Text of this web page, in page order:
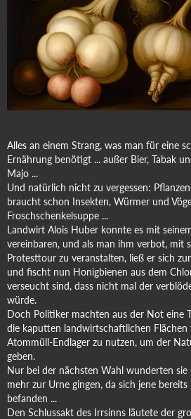
Alles an einem Strang, was man für eine
Ernährung benötigt ... außer Bier, Tabak
Majo ...
Und natürlich nicht zu vergessen:
braucht schon Insekten, Würmer und
Froschschenkelsuppe ...
Landwirt Alois Huber konnte es mit
vereinbaren, und als man ihm verbot, mit
Protesttour zu veranstalten, ließ er sich
und fischt nun Honigbienen aus dem
verseucht sind, dass nicht mal der
würde.
Doch Politiker machten aus der Not eine
die kaputten landwirtschaftlichen Flächen
Atommüll-Endlager zu nutzen, um der
geben.
Nur bei der nächsten Wahl wunderten sie
mehr zur Urne gingen, da sich jene
befanden ...
Den Schlussakt des Irrsinns läutete der